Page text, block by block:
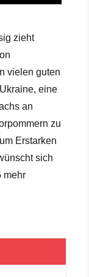
zieht
vielen guten
eine
an
zu
Erstarken
sich
mehr